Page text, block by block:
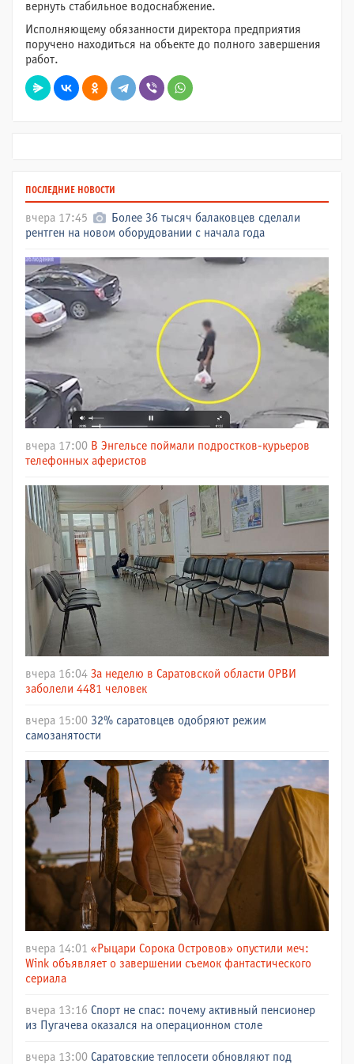
вернуть стабильное водоснабжение.
Исполняющему обязанности директора предприятия
поручено находиться на объекте до полного завершения
работ.
ПОСЛЕДНИЕ НОВОСТИ
вчера 17:45
Более 36 тысяч балаковцев сделали
рентген на новом оборудовании с начала года
вчера 17:00 В Энгельсе поймали подростков-курьеров
телефонных аферистов
вчера 16:04 За неделю в Саратовской области ОРВИ
заболели 4481 человек
вчера 15:00 32% саратовцев одобряют режим
самозанятости
вчера 14:01 «Рыцари Сорока Островов» опустили меч:
Wink объявляет о завершении съемок фантастического
сериала
вчера 13:16 Спорт не спас: почему активный пенсионер
из Пугачева оказался на операционном столе
вчера 13:00 Саратовские теплосети обновляют под